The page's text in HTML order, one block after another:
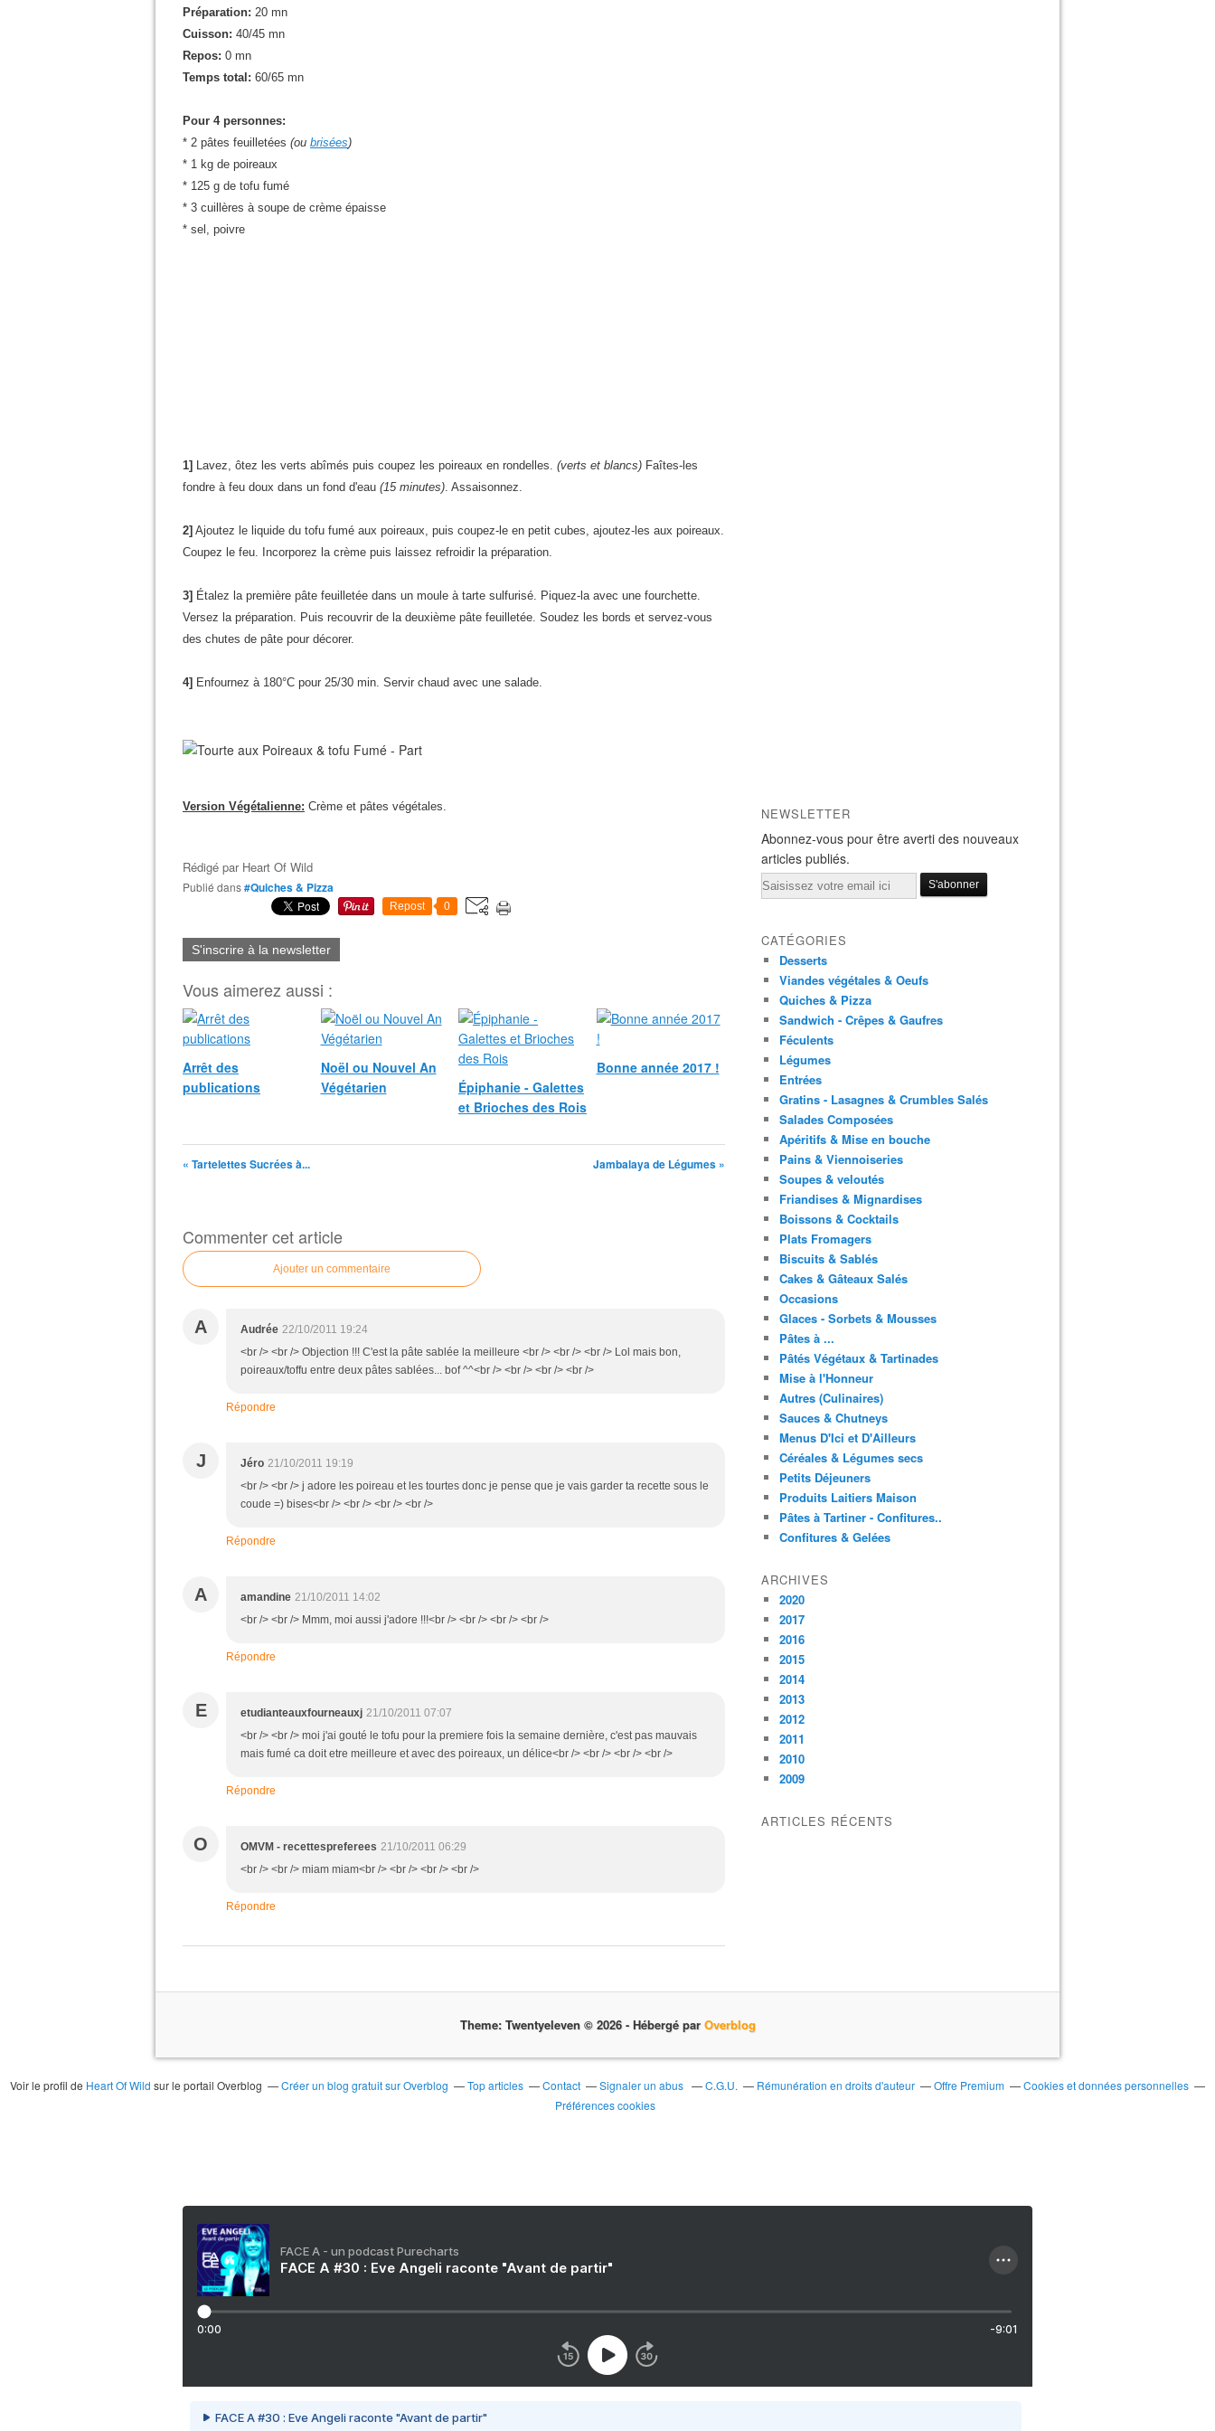
Préparation: 20 mn
Cuisson: 40/45 mn
Repos: 0 mn
Temps total: 60/65 mn
Pour 4 personnes:
* 2 pâtes feuilletées (ou brisées)
* 1 kg de poireaux
* 125 g de tofu fumé
* 3 cuillères à soupe de crème épaisse
* sel, poivre
1] Lavez, ôtez les verts abîmés puis coupez les poireaux en rondelles. (verts et blancs) Faîtes-les
fondre à feu doux dans un fond d'eau (15 minutes). Assaisonnez.
2] Ajoutez le liquide du tofu fumé aux poireaux, puis coupez-le en petit cubes, ajoutez-les aux poireaux.
Coupez le feu. Incorporez la crème puis laissez refroidir la préparation.
3] Étalez la première pâte feuilletée dans un moule à tarte sulfurisé. Piquez-la avec une fourchette.
Versez la préparation. Puis recouvrir de la deuxième pâte feuilletée. Soudez les bords et servez-vous
des chutes de pâte pour décorer.
4] Enfournez à 180°C pour 25/30 min. Servir chaud avec une salade.
Version Végétalienne: Crème et pâtes végétales.
Rédigé par Heart Of Wild
Publié dans#Quiches & Pizza
Repost 0
S'inscrire à la newsletter
Vous aimerez aussi :
Arrêt des
publications
Noël ou Nouvel An
Végétarien
Épiphanie - Galettes
et Brioches des Rois
Bonne année 2017 !
« Tartelettes Sucrées à... Jambalaya de Légumes »
Commenter cet article
Ajouter un commentaire
A Audrée 22/10/2011 19:24
<br /> <br /> Objection !!! C'est la pâte sablée la meilleure <br /> <br /> <br /> Lol mais bon,
poireaux/toffu entre deux pâtes sablées... bof ^^<br /> <br /> <br /> <br />
Répondre
J Jéro 21/10/2011 19:19
<br /> <br /> j adore les poireau et les tourtes donc je pense que je vais garder ta recette sous le
coude =) bises<br /> <br /> <br /> <br />
Répondre
A amandine 21/10/2011 14:02
<br /> <br /> Mmm, moi aussi j'adore !!!<br /> <br /> <br /> <br />
Répondre
E etudianteauxfourneauxj 21/10/2011 07:07
<br /> <br /> moi j'ai gouté le tofu pour la premiere fois la semaine dernière, c'est pas mauvais
mais fumé ca doit etre meilleure et avec des poireaux, un délice<br /> <br /> <br /> <br />
Répondre
O OMVM - recettespreferees 21/10/2011 06:29
<br /> <br /> miam miam<br /> <br /> <br /> <br />
Répondre
NEWSLETTER
Abonnez-vous pour être averti des nouveaux
articles publiés.
Email
CATÉGORIES
Desserts
Viandes végétales & Oeufs
Quiches & Pizza
Sandwich - Crêpes & Gaufres
Féculents
Légumes
Entrées
Gratins - Lasagnes & Crumbles Salés
Salades Composées
Apéritifs & Mise en bouche
Pains & Viennoiseries
Soupes & veloutés
Friandises & Mignardises
Boissons & Cocktails
Plats Fromagers
Biscuits & Sablés
Cakes & Gâteaux Salés
Occasions
Glaces - Sorbets & Mousses
Pâtes à ...
Pâtés Végétaux & Tartinades
Mise à l'Honneur
Autres (Culinaires)
Sauces & Chutneys
Menus D'Ici et D'Ailleurs
Céréales & Légumes secs
Petits Déjeuners
Produits Laitiers Maison
Pâtes à Tartiner - Confitures..
Confitures & Gelées
ARCHIVES
2020
2017
2016
2015
2014
2013
2012
2011
2010
2009
ARTICLES RÉCENTS
Theme: Twentyeleven © 2026 - Hébergé par Overblog
Voir le profil de Heart Of Wild sur le portail Overblog Créer un blog gratuit sur Overblog Top articles Contact Signaler un abus C.G.U. Rémunération en droits d'auteur Offre Premium
Cookies et données personnelles
Préférences cookies
FACE A - un podcast Purecharts
FACE A #30 : Eve Angeli raconte "Avant de partir"
0:00 -9:01
FACE A #30 : Eve Angeli raconte "Avant de partir"